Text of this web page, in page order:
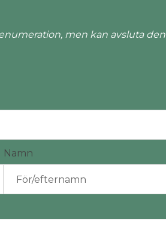
men kan avsluta den
Namn